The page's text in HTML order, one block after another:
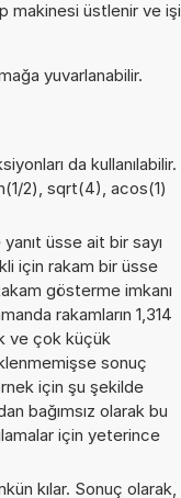
makinesi üstlenir ve işi
yuvarlanabilir.
da kullanılabilir.
2), sqrt(4), acos(1)
üsse ait bir sayı
için rakam bir üsse
gösterme imkanı
rakamların 1,314
ve çok küçük
sonuç
için şu şekilde
bağımsız olarak bu
için yeterince
kılar. Sonuç olarak,